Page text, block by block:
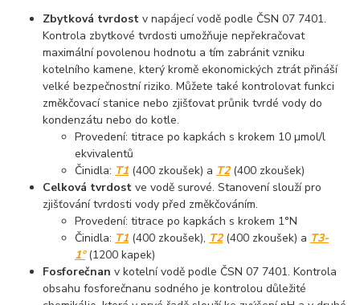
Zbytková tvrdost v napájecí vodě podle ČSN 07 7401.
Kontrola zbytkové tvrdosti umožňuje nepřekračovat
maximální povolenou hodnotu a tím zabránit vzniku
kotelního kamene, který kromě ekonomických ztrát přináší
velké bezpečnostní riziko. Můžete také kontrolovat funkci
změkčovací stanice nebo zjišťovat průnik tvrdé vody do
kondenzátu nebo do kotle.
Provedení: titrace po kapkách s krokem 10 µmol/l
ekvivalentů
Činidla: T1 (400 zkoušek) a T2(400 zkoušek)
Celková tvrdost ve vodě surové. Stanovení slouží pro
zjišťování tvrdosti vody před změkčováním.
Provedení: titrace po kapkách s krokem 1°N
Činidla: T1 (400 zkoušek), T2(400 zkoušek) a T3-
1°(1200 kapek)
Fosforečnan v kotelní vodě podle ČSN 07 7401. Kontrola
obsahu fosforečnanu sodného je kontrolou důležité